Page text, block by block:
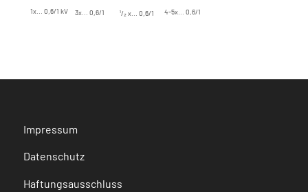
1x... 0,6/1 kV 3x... 0,6/1 ¹/₂ x... 0,6/1 4-5x... 0,6/1
Impressum
Datenschutz
Haftungsausschluss